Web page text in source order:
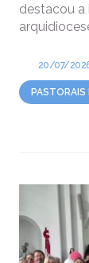
destacou a
20/07/
PASTORAIS